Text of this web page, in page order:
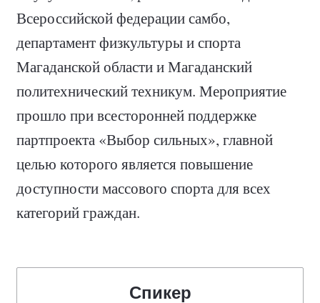
Всероссийской федерации самбо,
департамент физкультуры и спорта
Магаданской области и Магаданский
политехнический техникум. Мероприятие
прошло при всесторонней поддержке
партпроекта «Выбор сильных», главной
целью которого является повышение
доступности массового спорта для всех
категорий граждан.
Спикер